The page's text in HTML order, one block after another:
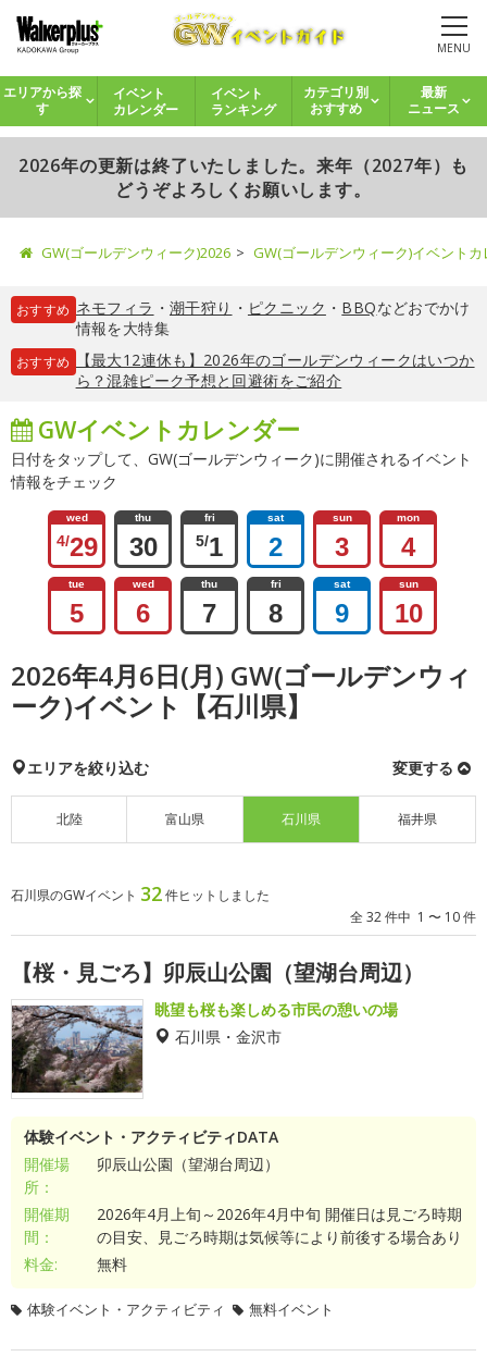
MENU
エリアから探
す
イベント
カレンダー
イベント
ランキング
カテゴリ別
おすすめ
最新
ニュース
2026年の更新は終了いたしました。来年（2027年）も
どうぞよろしくお願いします。
GW(ゴールデンウィーク)2026 GW(ゴールデンウィーク)イベント
おすすめ ネモフィラ ・ 潮干狩り ・ ピクニック ・ BBQなどおでかけ
情報を大特集
おすすめ
【最大12連休も】2026年のゴールデンウィークはいつか
ら？混雑ピーク予想と回避術をご紹介
GWイベントカレンダー
日付をタップして、GW(ゴールデンウィーク)に開催されるイベント
情報をチェック
wed
4/29
thu
30
fri
5/1
sat
2
sun
3
mon
4
tue
5
wed
6
thu
7
fri
8
sat
9
sun
10
2026年4月6日(月) GW(ゴールデンウィ
ーク)イベント【石川県】
エリアを絞り込む 変更する
北陸 富山県 石川県 福井県
石川県のGWイベント 32件ヒットしました
全 32 件中 1 〜 10 件
【桜・見ごろ】卯辰山公園（望湖台周辺）
眺望も桜も楽しめる市民の憩いの場
石川県・金沢市
体験イベント・アクティビティDATA
開催場
所：
卯辰山公園（望湖台周辺）
開催期
間：
2026年4月上旬～2026年4月中旬 開催日は見ごろ時期
の目安、見ごろ時期は気候等により前後する場合あり
料金:
無料
体験イベント・アクティビティ 無料イベント